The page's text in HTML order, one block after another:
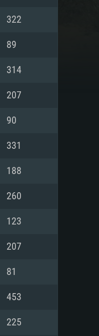
이상
않습니
픽 드라
이버를
양 지원
322
89
314
207
90
331
188
260
123
207
81
453
225